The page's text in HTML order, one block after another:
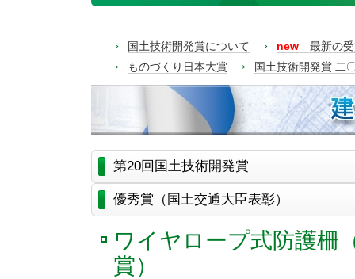
国土技術開発賞について new
最新の
ものづくり日本大賞
国土技術開発賞 二
第20回国土技術開発賞
優秀賞（国土交通大臣表彰）
ワイヤロープ式防護
賞）